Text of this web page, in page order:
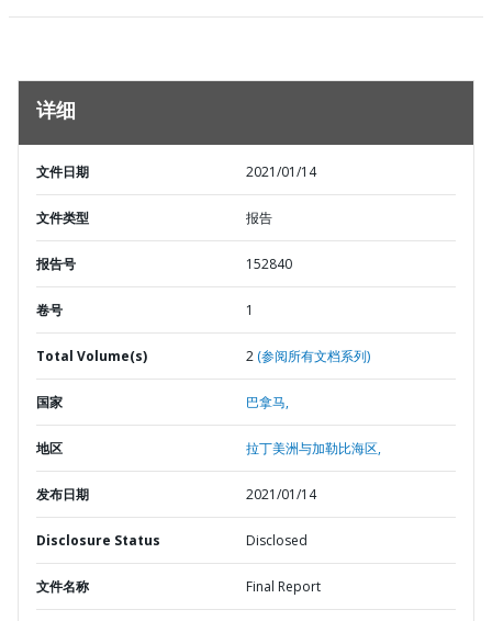
详细
文件日期 2021/01/14
文件类型 报告
报告号 152840
卷号 1
Total Volume(s) 2 (参阅所有文档系列)
国家 巴拿马,
地区 拉丁美洲与加勒比海区,
发布日期 2021/01/14
Disclosure Status Disclosed
文件名称 Final Report